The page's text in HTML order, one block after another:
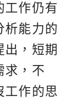
工作仍有
析能力的
出，短期
求，不
工作的思